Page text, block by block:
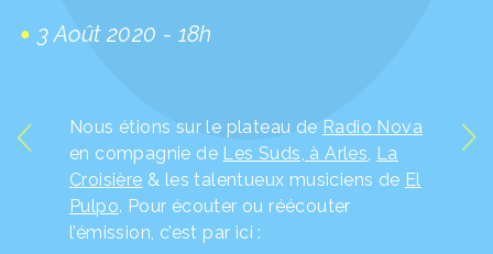
3 Août 2020 - 18h
Nous étions sur le plateau de Radio Nova
en compagnie de Les Suds, à Arles, La
Croisière & les talentueux musiciens de El
Pulpo. Pour écouter ou réécouter
l’émission, c’est par ici :